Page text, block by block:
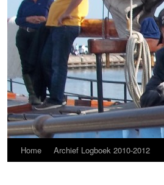
Home Archief Logboek 2010-2012